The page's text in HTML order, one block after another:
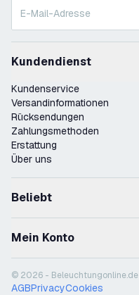
Kundendienst
Kundenservice
Versandinformationen
Rücksendungen
Zahlungsmethoden
Erstattung
Über uns
Beliebt
Mein Konto
© 2026 - Beleuchtungonline.de
AGBPrivacyCookies